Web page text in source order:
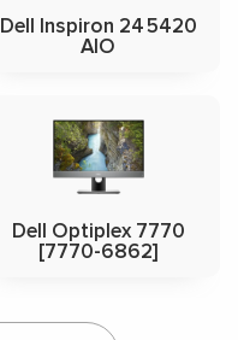
Dell Inspiron 24 5420
AIO
Dell Optiplex 7770
[7770-6862]